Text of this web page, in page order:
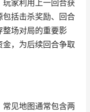
家利用上一回合获
括击杀奖励、回合
整场对局的重要影
，为后续回合争取
见地图通常包含两